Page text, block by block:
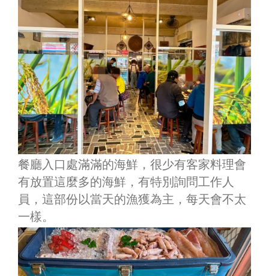
餐廳入口處滿滿的海鮮，很少有客家料理會
有放置這麼多的海鮮，有特別詢問工作人
員，這部份以當天的漁獲為主，每天會不太
一樣。